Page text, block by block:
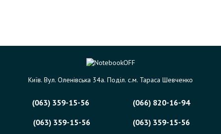
Київ. Вул. Оленівська 34а. Поділ. с.м. Тараса Шевченко
(063) 359-15-56
(066) 820-16-94
(063) 359-15-56
(063) 359-15-56